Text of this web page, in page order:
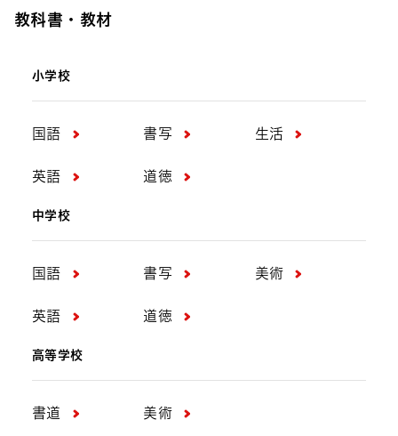
教科書・教材
小学校
国語 書写 生活
英語 道徳
中学校
国語 書写 美術
英語 道徳
高等学校
書道 美術